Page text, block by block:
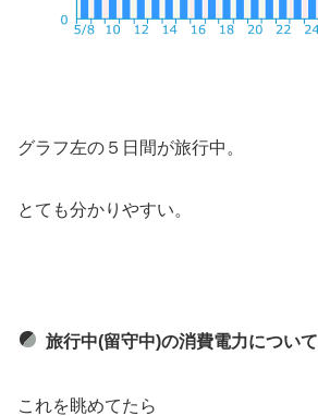
グラフ左の５日間が旅行中。
とても分かりやすい。
旅行中(留守中)の消費電力について
これを眺めてたら